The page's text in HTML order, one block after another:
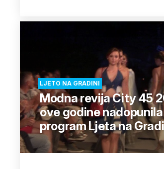
LJETO NA GRADINI
Modna revija City 45
ove godine nadopunila
program Ljeta na